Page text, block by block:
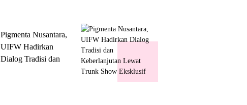
Pigmenta Nusantara,
UIFW Hadirkan
Dialog Tradisi dan